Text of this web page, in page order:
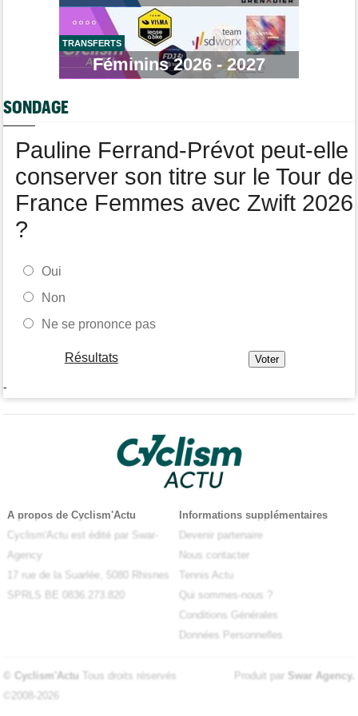
Transfert
Soudal Quick-Step recrute un talentueux sprinteur allemand de
24 ans !
Trine Vingegaard : "L'entraînement ne devrait pas être une
TRANSFERTS
Féminins 2026 - 2027
SONDAGE
Pauline Ferrand-Prévot peut-elle
conserver son titre sur le Tour de
France Femmes avec Zwift 2026
?
Oui
Non
Ne se prononce pas
Résultats
-
A propos de Cyclism'Actu
Cyclism'Actu est édité par Swar-
Agency
17 rue de la Suarlée, 5080 Rhisnes
SPRLS BE 0836.273.820
Informations supplémentaires
Devenir partenaire
Nous contacter
Tennis Actu
Qui sommes-nous ?
Conditions Générales
Données Personnelles
© Cyclism'Actu Tous droits réservés
©2008-2026
Produit par Swar Agency.